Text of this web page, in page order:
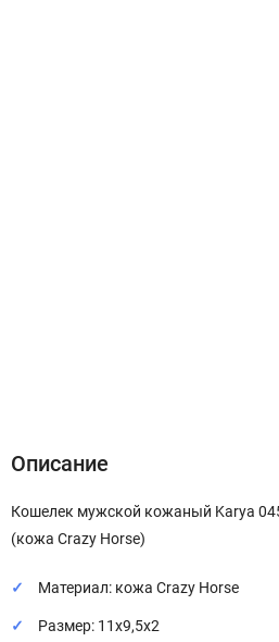
Описание
Кошелек мужской кожаный Karya
(кожа Crazy Horse)
Материал: кожа Crazy Horse
Размер: 11х9,5х2